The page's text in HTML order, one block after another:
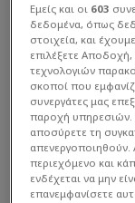
Εμείς και οι 603
δεδομένα, όπως
στοιχεία, και
επιλέξετε
τεχνολογιών
σκοποί που
συνεργάτες μας
παροχή υπηρεσιών.
αποσύρετε τη
απενεργοποιηθούν.
περιεχόμενο και
ενδέχεται να μην
επανεμφανίσετε